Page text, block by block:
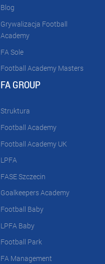
Blog
Grywalizacja Football
Academy
FA Sole
Football Academy Masters
FA GROUP
Struktura
Football Academy
Football Academy UK
LPFA
FASE Szczecin
Goalkeepers Academy
Football Baby
LPFA Baby
Football Park
FA Management